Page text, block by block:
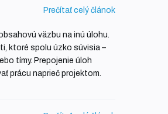
väzbu na inú úlohu.
ktoré spolu úzko súvisia –
tímy. Prepojenie úloh
prácu naprieč projektom.
Prečítať celý článok